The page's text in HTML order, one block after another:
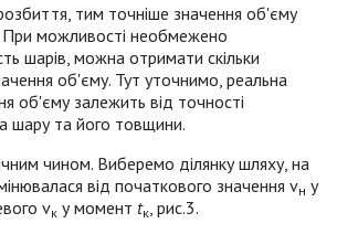
тим точніше значення об'єму
можливості необмежено
шарів, можна отримати скільки
об'єму. Тут уточнимо, реальна
об'єму залежить від точності
шару та його товщини.
чином. Виберемо ділянку шляху, на
від початкового значення vн у
vк у момент tк , рис.3.